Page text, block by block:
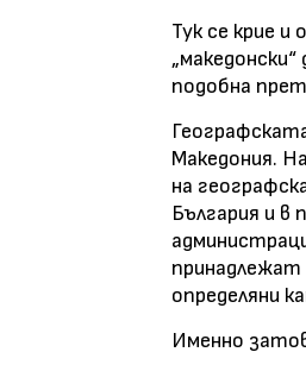
Тук се крие
подобна
Македония.
на
България и
определяни
Именно